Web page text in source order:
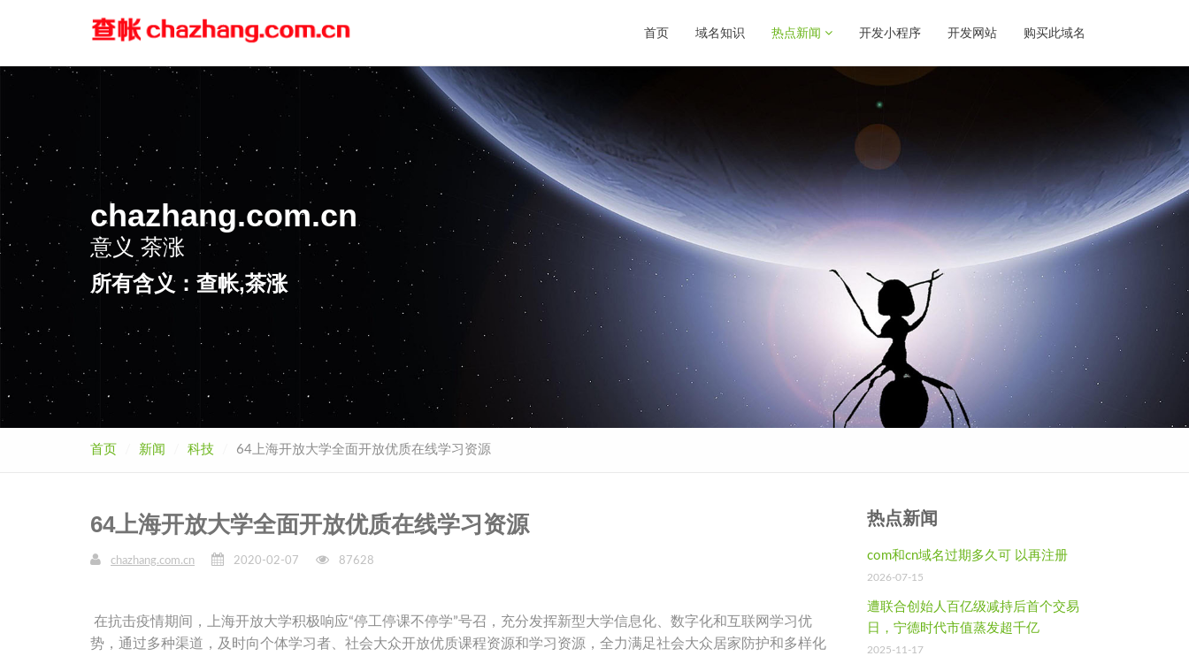
首页 域名知识 热点新闻 开发小程序 开发网站 购买此域名
chazhang.com.cn
意义 茶涨
所有含义：查帐,茶涨
首页 新闻 科技 64上海开放大学全面开放优质在线学习资源
64上海开放大学全面开放优质在线学习资源
chazhang.com.cn 2020-02-07 87628
在抗击疫情期间，上海开放大学积极响应“停工停课不停学”号召，充分发挥新型大学信息化、数字化和互联网学习优
势，通过多种渠道，及时向个体学习者、社会大众开放优质课程资源和学习资源，全力满足社会大众居家防护和多样化
热点新闻
com和cn域名过期多久可 以再注册
2026-07-15
遭联合创始人百亿级减持后首个交易
日，宁德时代市值蒸发超千亿
2025-11-17